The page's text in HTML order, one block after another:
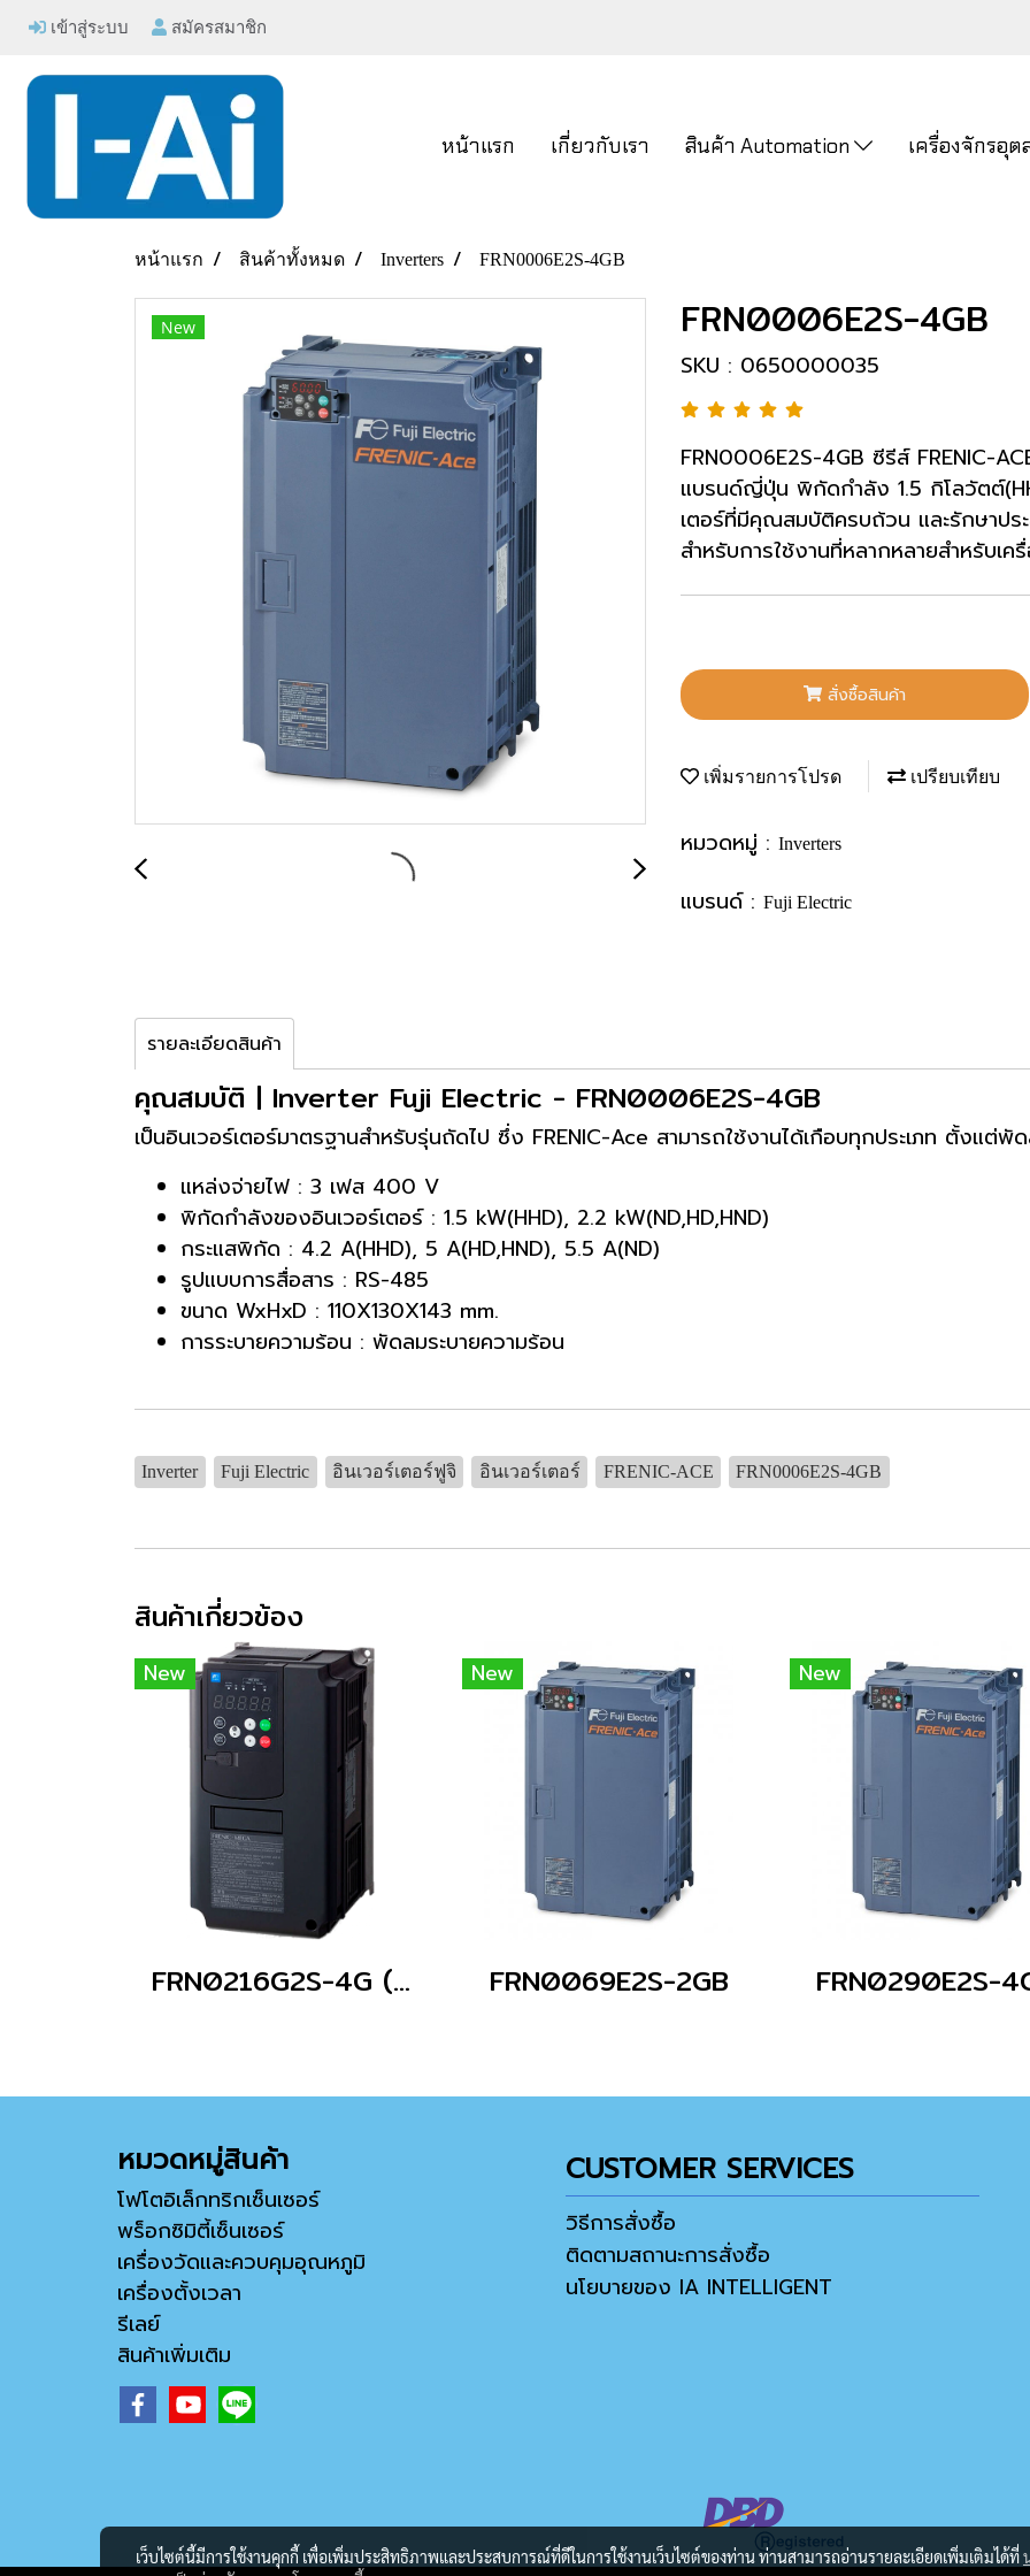
เข้าสู่ระบบ สมัครสมาชิก
หน้าแรก เกี่ยวกับเรา สินค้า Automation เครื่องจักรอุ
หน้าแรก สินค้าทั้งหมด Inverters FRN0006E2S-4GB
New FRN0006E2S-4GB
SKU : 0650000035
FRN0006E2S-4GB ซีรีส์ FRENIC-
แบรนด์ญี่ปุ่น พิกัดกำลัง 1.5 กิโลวัตต์
เตอร์ที่มีคุณสมบัติครบถ้วน และรักษาปร
สำหรับการใช้งานที่หลากหลายสำหรับเ
สั่งซื้อสินค้า
เพิ่มรายการโปรด เปรียบเทียบ
หมวดหมู่ : Inverters
แบรนด์ : Fuji Electric
รายละเอียดสินค้า
คุณสมบัติ | Inverter Fuji Electric - FRN0006E2S-4GB
เป็นอินเวอร์เตอร์มาตรฐานสำหรับรุ่นถัดไป ซึ่ง FRENIC-Ace สามารถใช้งานได้เกือบทุกประเภท ตั้งแต่พั
แหล่งจ่ายไฟ : 3 เฟส 400 V
พิกัดกำลังของอินเวอร์เตอร์ : 1.5 kW(HHD), 2.2 kW(ND,HD,HND)
กระแสพิกัด : 4.2 A(HHD), 5 A(HD,HND), 5.5 A(ND)
รูปแบบการสื่อสาร : RS-485
ขนาด WxHxD : 110X130X143 mm.
การระบายความร้อน : พัดลมระบายความร้อน
Inverter Fuji Electric อินเวอร์เตอร์ฟูจิ อินเวอร์เตอร์ FRENIC-ACE FRN0006E2S-4GB
สินค้าเกี่ยวข้อง
New
FRN0216G2S-4G (Without Keypad)
New
FRN0069E2S-2GB
New
FRN0290E2S-
หมวดหมู่สินค้า
โฟโตอิเล็กทริกเซ็นเซอร์
พร็อกซิมิตี้เซ็นเซอร์
เครื่องวัดและควบคุมอุณหภูมิ
เครื่องตั้งเวลา
รีเลย์
สินค้าเพิ่มเติม
CUSTOMER SERVICES
วิธีการสั่งซื้อ
ติดตามสถานะการสั่งซื้อ
นโยบายของ IA INTELLIGENT
เว็บไซต์นี้มีการใช้งานคุกกี้ เพื่อเพิ่มประสิทธิภาพและประสบการณ์ที่ดีในการใช้งานเว็บไซต์ของท่าน ท่านสามารถอ่านรายละเอียดเพิ่มเติมได้ที่